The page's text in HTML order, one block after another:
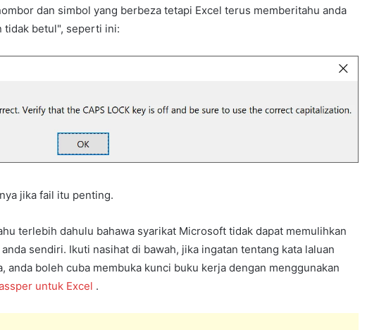
dan simbol yang berbeza tetapi Excel terus memberitahu anda
tidak betul", seperti ini:
jika fail itu penting.
terlebih dahulu bahawa syarikat Microsoft tidak dapat memulihkan
sendiri. Ikuti nasihat di bawah, jika ingatan tentang kata laluan
anda boleh cuba membuka kunci buku kerja dengan menggunakan
untuk Excel .